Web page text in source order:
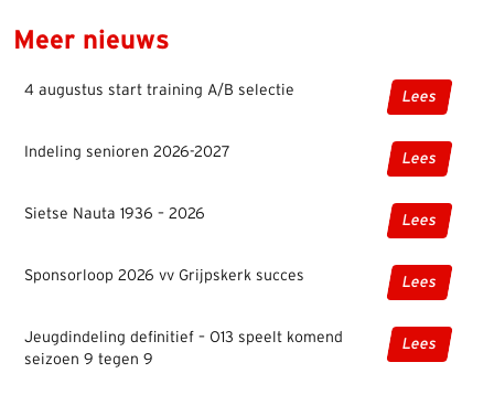
Meer nieuws
4 augustus start training A/B selectie Lees
Indeling senioren 2026-2027 Lees
Sietse Nauta 1936 – 2026 Lees
Sponsorloop 2026 vv Grijpskerk succes Lees
Jeugdindeling definitief – O13 speelt komend
seizoen 9 tegen 9
Lees